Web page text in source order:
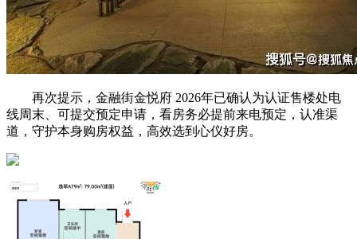
再次提示，金融街金悦府 2026年已确认为认证售楼处电
线周末、可提交预定申请，看房务必提前来电预定，认准渠
道，守护本身购房权益，高效选到心仪好房。